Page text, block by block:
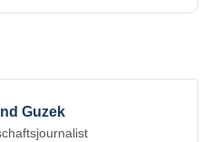
Guzek